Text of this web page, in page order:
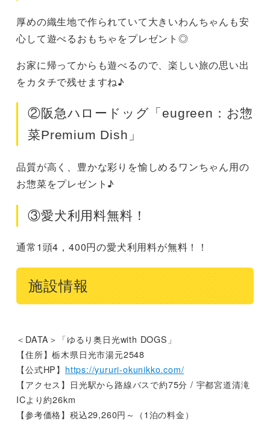
厚めの織生地で作られていて大きいわんちゃんも安
心して遊べるおもちゃをプレゼント◎
お家に帰ってからも遊べるので、楽しい旅の思い出
をカタチで残せますね♪
②阪急ハロードッグ「eugreen：お惣
菜Premium Dish」
品質が高く、豊かな彩りを愉しめるワンちゃん用の
お惣菜をプレゼント♪
③愛犬利用料無料！
通常1頭4，400円の愛犬利用料が無料！！
施設情報
＜DATA＞「ゆるり奥日光with DOGS」
【住所】栃木県日光市湯元2548
【公式HP】 https://yururi-okunikko.com/
【アクセス】日光駅から路線バスで約75分 / 宇都宮道清滝
ICより約26km
【参考価格】税込29,260円～（1泊の料金）